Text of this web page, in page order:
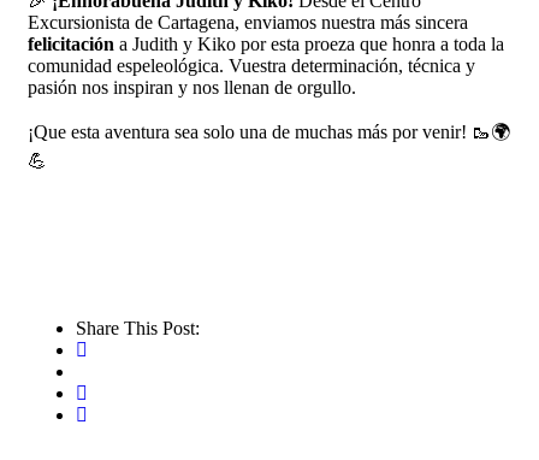
Excursionista de Cartagena, enviamos nuestra más sincera
felicitación a Judith y Kiko por esta proeza que honra a toda la
comunidad espeleológica. Vuestra determinación, técnica y
pasión nos inspiran y nos llenan de orgullo.
¡Que esta aventura sea solo una de muchas más por venir! 🥾🌍
💪
Share This Post: